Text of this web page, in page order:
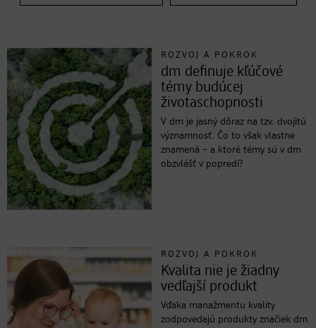
ROZVOJ A POKROK
dm definuje kľúčové
témy budúcej
životaschopnosti
V dm je jasný dôraz na tzv. dvojitú
významnosť. Čo to však vlastne
znamená – a ktoré témy sú v dm
obzvlášť v popredí?
ROZVOJ A POKROK
Kvalita nie je žiadny
vedľajší produkt
Vďaka manažmentu kvality
zodpovedajú produkty značiek dm